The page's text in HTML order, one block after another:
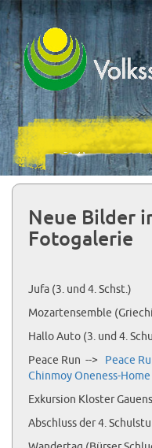
Neue Bilder
Fotogalerie
Jufa (3. und 4. Schst.)
Mozartensemble
Hallo Auto (3. und 4.
Peace Run --> Peace
Chinmoy Oneness-Home
Exkursion Kloster
Abschluss der 4.